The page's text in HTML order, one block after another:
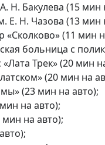
Бакулева (15 мин
Н. Чазова (13 мин
(11 мин
больница с
Трек» (20 мин
(20 мин на
(23 мин на авто);
на авто);
на авто);